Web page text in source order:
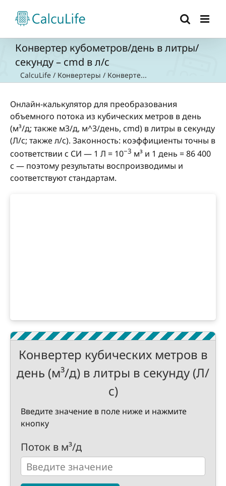
content
Конвертер кубометров/день в литры/
секунду – cmd в л/с
CalcuLife / Конвертеры / Конверте...
Онлайн-калькулятор для преобразования
объемного потока из кубических метров в день
(м³/д; также м3/д, м^3/день, cmd) в литры в секунду
(Л/с; также л/с). Законность: коэффициенты точны в
соответствии с СИ — 1 Л = 10−3 м³ и 1 день = 86 400
с — поэтому результаты воспроизводимы и
соответствуют стандартам.
Конвертер кубических метров в
день (м³/д) в литры в секунду (Л/
с)
Введите значение в поле ниже и нажмите
кнопку
Поток в м³/д